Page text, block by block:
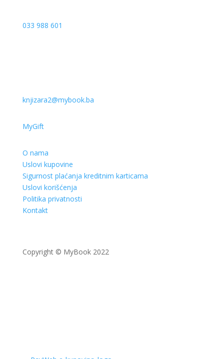
033 988 601
knjizara2@mybook.ba
MyGift
O nama
Uslovi kupovine
Sigurnost plaćanja kreditnim karticama
Uslovi korišćenja
Politika privatnosti
Kontakt
Copyright © MyBook 2022